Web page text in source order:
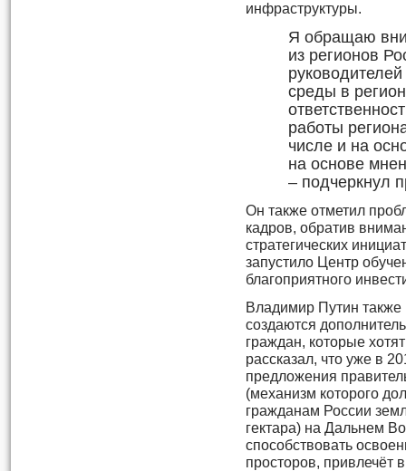
инфраструктуры.
Я обращаю
из регионов
среды в
работы
числе и на
на основе
– подчеркнул
Он также отметил
кадров, обратив
стратегических
запустило Центр
благоприятного
Владимир Путин
создаются
граждан, которые
рассказал, что уже в
предложения
(механизм которого
гражданам России
гектара) на Дальнем
способствовать
просторов, привлечёт